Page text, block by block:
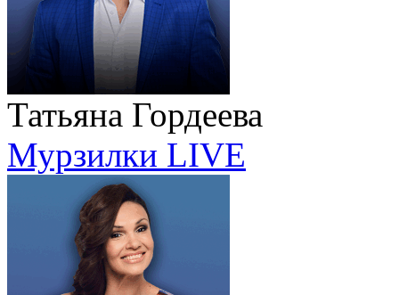
Татьяна Гордеева
Мурзилки LIVE